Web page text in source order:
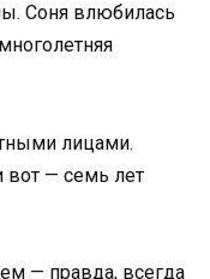
Соня влюбилась
лицами.
вот — семь лет
— правда, всегда